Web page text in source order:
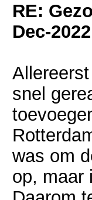
RE:
Dec-2022
snel
was om
op, maar